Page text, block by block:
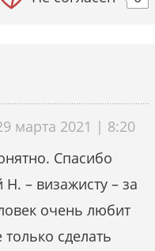
марта 2021 | 8:20
Спасибо
– визажисту – за
очень любит
только сделать